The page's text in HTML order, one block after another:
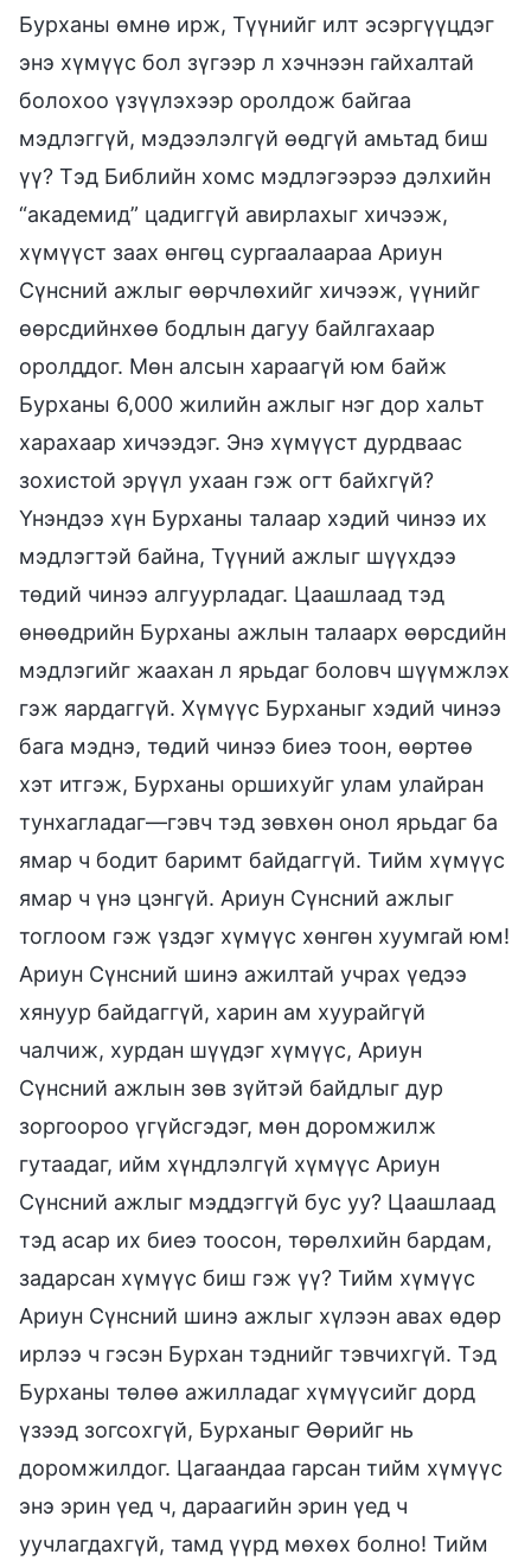
Бурханы өмнө ирж, Түүнийг илт эсэргүүцдэг
энэ хүмүүс бол зүгээр л хэчнээн гайхалтай
болохоо үзүүлэхээр оролдож байгаа
мэдлэггүй, мэдээлэлгүй өөдгүй амьтад биш
үү? Тэд Библийн хомс мэдлэгээрээ дэлхийн
“академид” цадиггүй авирлахыг хичээж,
хүмүүст заах өнгөц сургаалаараа Ариун
Сүнсний ажлыг өөрчлөхийг хичээж, үүнийг
өөрсдийнхөө бодлын дагуу байлгахаар
оролддог. Мөн алсын хараагүй юм байж
Бурханы 6,000 жилийн ажлыг нэг дор хальт
харахаар хичээдэг. Энэ хүмүүст дурдваас
зохистой эрүүл ухаан гэж огт байхгүй?
Үнэндээ хүн Бурханы талаар хэдий чинээ их
мэдлэгтэй байна, Түүний ажлыг шүүхдээ
төдий чинээ алгуурладаг. Цаашлаад тэд
өнөөдрийн Бурханы ажлын талаарх өөрсдийн
мэдлэгийг жаахан л ярьдаг боловч шүүмжлэх
гэж яардаггүй. Хүмүүс Бурханыг хэдий чинээ
бага мэднэ, төдий чинээ биеэ тоон, өөртөө
хэт итгэж, Бурханы оршихуйг улам улайран
тунхагладаг—гэвч тэд зөвхөн онол ярьдаг ба
ямар ч бодит баримт байдаггүй. Тийм хүмүүс
ямар ч үнэ цэнгүй. Ариун Сүнсний ажлыг
тоглоом гэж үздэг хүмүүс хөнгөн хуумгай юм!
Ариун Сүнсний шинэ ажилтай учрах үедээ
хянуур байдаггүй, харин ам хуурайгүй
чалчиж, хурдан шүүдэг хүмүүс, Ариун
Сүнсний ажлын зөв зүйтэй байдлыг дур
зоргоороо үгүйсгэдэг, мөн доромжилж
гутаадаг, ийм хүндлэлгүй хүмүүс Ариун
Сүнсний ажлыг мэддэггүй бус уу? Цаашлаад
тэд асар их биеэ тоосон, төрөлхийн бардам,
задарсан хүмүүс биш гэж үү? Тийм хүмүүс
Ариун Сүнсний шинэ ажлыг хүлээн авах өдөр
ирлээ ч гэсэн Бурхан тэднийг тэвчихгүй. Тэд
Бурханы төлөө ажилладаг хүмүүсийг дорд
үзээд зогсохгүй, Бурханыг Өөрийг нь
доромжилдог. Цагаандаа гарсан тийм хүмүүс
энэ эрин үед ч, дараагийн эрин үед ч
уучлагдахгүй, тамд үүрд мөхөх болно! Тийм